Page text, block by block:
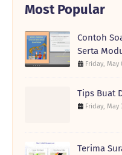
Most Popular
Contoh
Serta
Friday, May
Tips Buat
Friday, May
Terima